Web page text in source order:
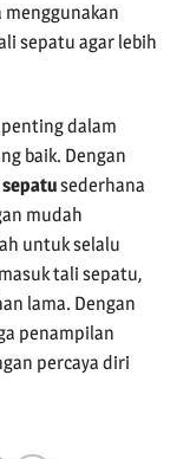
menggunakan
sepatu agar lebih
dalam
baik. Dengan
sederhana
mudah
untuk selalu
tali sepatu,
lama. Dengan
penampilan
percaya diri